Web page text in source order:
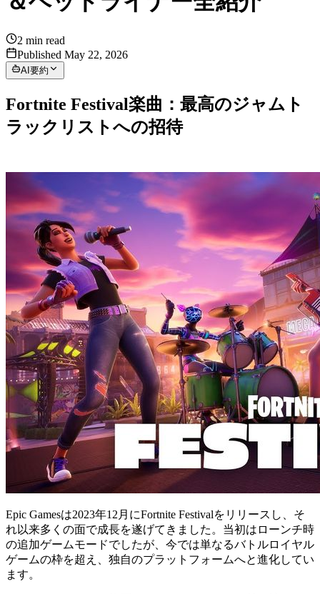
2 min read
Published May 22, 2026
AI要約
Fortnite Festival楽曲：最高のジャムト
ラックリストへの招待
Epic Gamesは2023年12月にFortnite Festivalをリリースし、そ
れ以来多くの面で成長を遂げてきました。当初はローンチ時
の追加ゲームモードでしたが、今では単なるバトルロイヤル
ゲームの枠を超え、独自のプラットフォームへと進化してい
ます。